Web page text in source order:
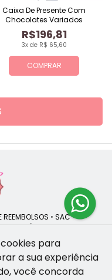
COMPRAR
3x de R$ 65,60
R$196,81
Caixa De Presente Com
Chocolates Variados
REEMBOLSOS • SAC
POLÍTICA DE COOKIES
0001-13
para
a sua experiência
você concorda